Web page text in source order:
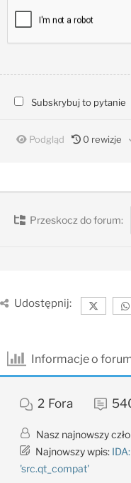
Subskrybuj to pytanie
Podgląd 0 rewizje
Przeskocz do forum:
Udostępnij:
Informacje o
2 Fora
Nasz najnowszy
Najnowszy wpis:
'src.qt_compat'